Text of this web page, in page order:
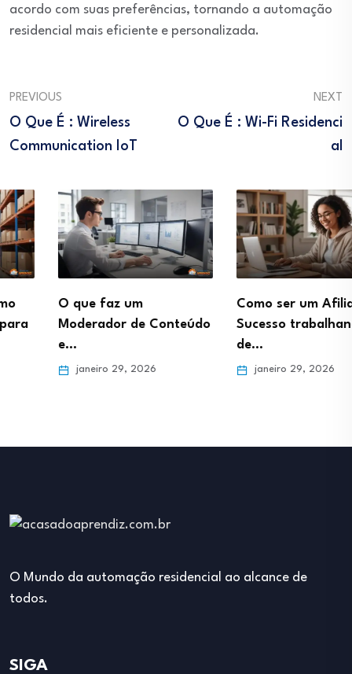
acordo com suas preferências, tornando a automação
residencial mais eficiente e personalizada.
PREVIOUS
O Que É : Wireless
Communication IoT
NEXT
O Que É : Wi-Fi Residenci
Al
O que faz um
Moderador de Conteúdo
janeiro 29, 2026
Como ser um Afiliado de
Sucesso trabalhando
janeiro 29, 2026
O Mundo da automação residencial ao alcance de
todos.
SIGA